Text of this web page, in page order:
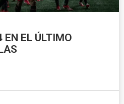
EN EL ÚLTIMO